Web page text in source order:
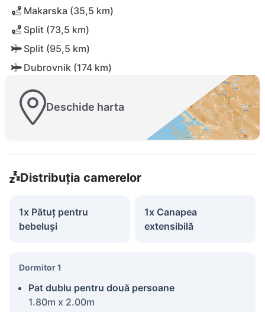
Makarska (35,5 km)
Split (73,5 km)
Split (95,5 km)
Dubrovnik (174 km)
Deschide harta
Distribuția camerelor
1x Pătuț pentru
bebeluși
1x Canapea
extensibilă
Dormitor 1
Pat dublu pentru două persoane
1.80m x 2.00m